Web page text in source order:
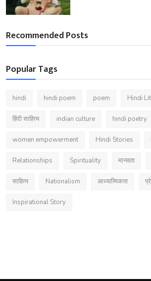
Recommended Posts
Popular Tags
hindi hindi poem poem Hindi
हिंदी साहित्य indian culture hindi poetry
women empowerment Hindi Stories
Relationships Spirituality मानवता
साहित्य Nationalism आध्यात्मिकता
Inspirational Story